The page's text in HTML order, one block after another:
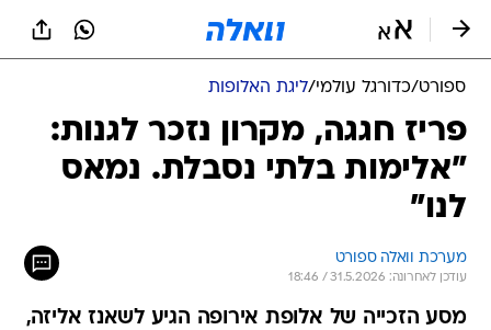
ספורט/כדורגל עולמי/ליגת האלופות
פריז חגגה, מקרון נזכר לגנות:
"אלימות בלתי נסבלת. נמאס
לנו"
מערכת וואלה ספורט
עודכן לאחרונה: 31.5.2026 / 18:46
מסע הזכייה של אלופת אירופה הגיע לשאנז אליזה,